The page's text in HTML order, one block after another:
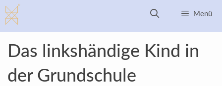
Zum
Inhalt
springen
Menü
Das linkshändige Kind in
der Grundschule